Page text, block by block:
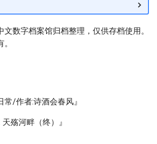
文数字档案馆归档整理，仅供存档使用。
常/作者:诗酒会春风』
天殇河畔（终）』